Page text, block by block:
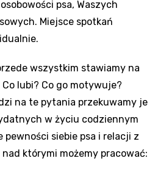
psa, Waszych
Miejsce spotkań
wszystkim stawiamy na
Co lubi? Co go motywuje?
na te pytania przekuwamy je
w życiu codziennym
siebie psa i relacji z
którymi możemy pracować: